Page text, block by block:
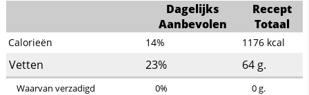
Dagelijks
Aanbevolen
Recept
Totaal
Calorieën 14% 1176 kcal
Vetten 23% 64 g.
Waarvan verzadigd 0% 0g.